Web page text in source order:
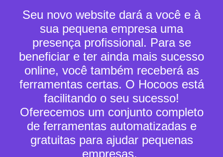
Seu novo website dará a você e à
sua pequena empresa uma
presença profissional. Para se
beneficiar e ter ainda mais sucesso
online, você também receberá as
ferramentas certas. O Hocoos está
facilitando o seu sucesso!
Oferecemos um conjunto completo
de ferramentas automatizadas e
gratuitas para ajudar pequenas
empresas.